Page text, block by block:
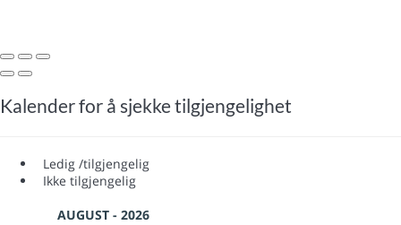
Kalender for å sjekke tilgjengelighet
Ledig /tilgjengelig
Ikke tilgjengelig
AUGUST - 2026